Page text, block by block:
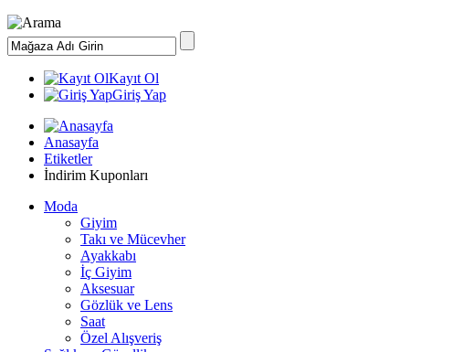
Kayıt Ol
Giriş Yap
Anasayfa
Etiketler
İndirim Kuponları
Moda
Giyim
Takı ve Mücevher
Ayakkabı
İç Giyim
Aksesuar
Gözlük ve Lens
Saat
Özel Alışveriş